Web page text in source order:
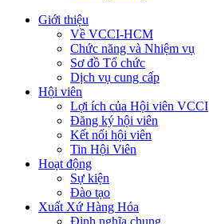
Giới thiệu
Về VCCI-HCM
Chức năng và Nhiệm vụ
Sơ đồ Tổ chức
Dịch vụ cung cấp
Hội viên
Lợi ích của Hội viên VCCI
Đăng ký hội viên
Kết nối hội viên
Tin Hội Viên
Hoạt động
Sự kiện
Đào tạo
Xuất Xứ Hàng Hóa
Định nghĩa chung